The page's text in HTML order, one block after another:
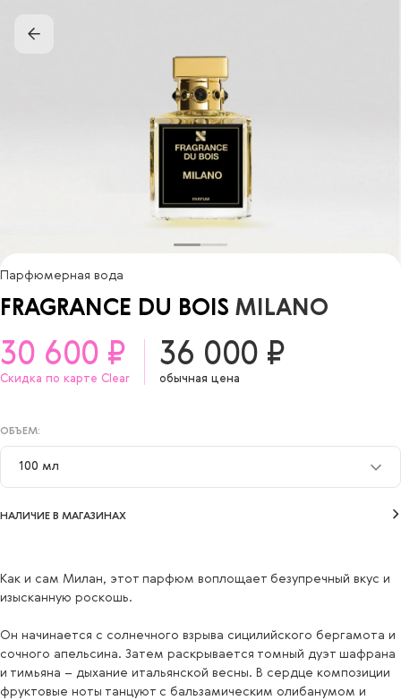
Парфюмерная вода
FRAGRANCE DU BOIS MILANO
ОБЪЕМ:
100 мл
100 мл
30 600 ₽
Скидка по карте Clear
36 000 ₽
обычная цена
НАЛИЧИЕ В МАГАЗИНАХ
Как и сам Милан, этот парфюм воплощает безупречный вкус и
изысканную роскошь.
Он начинается с солнечного взрыва сицилийского бергамота и
сочного апельсина. Затем раскрывается томный дуэт шафрана
и тимьяна – дыхание итальянской весны. В сердце композиции
фруктовые ноты танцуют с бальзамическим олибанумом и